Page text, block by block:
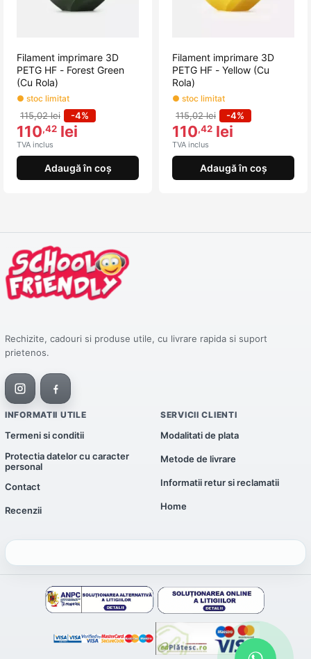
Filament imprimare 3D
PETG HF - Forest Green
(Cu Rola)
● stoc limitat
115,02 lei -4%
110,42 lei
TVA inclus
Adaugă în coș
Filament imprimare 3D
PETG HF - Yellow (Cu
Rola)
● stoc limitat
115,02 lei -4%
110,42 lei
TVA inclus
Adaugă în coș
Rechizite, cadouri si produse utile, cu livrare rapida si suport
prietenos.
INFORMATII UTILE
Termeni si conditii
Protectia datelor cu caracter
personal
Contact
Recenzii
SERVICII CLIENTI
Modalitati de plata
Metode de livrare
Informatii retur si reclamatii
Home